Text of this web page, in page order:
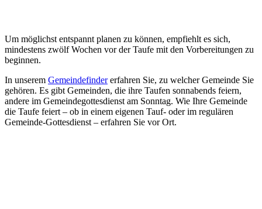
Um möglichst entspannt planen zu können, empfiehlt es sich,
mindestens zwölf Wochen vor der Taufe mit den Vorbereitungen zu
beginnen.
In unserem Gemeindefindererfahren Sie, zu welcher Gemeinde Sie
gehören. Es gibt Gemeinden, die ihre Taufen sonnabends feiern,
andere im Gemeindegottesdienst am Sonntag. Wie Ihre Gemeinde
die Taufe feiert – ob in einem eigenen Tauf- oder im regulären
Gemeinde-Gottesdienst – erfahren Sie vor Ort.